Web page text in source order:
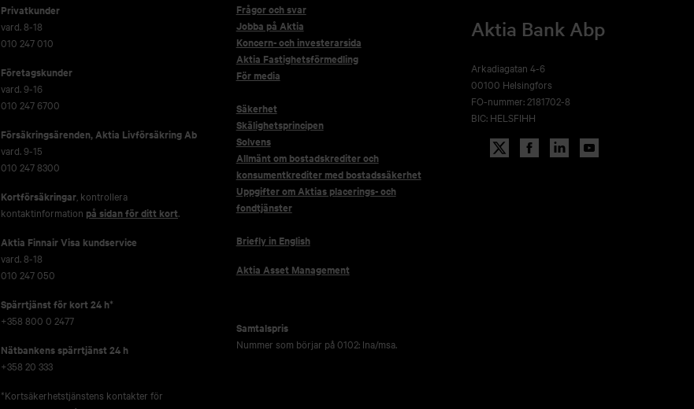
Privatkunder
vard. 8-18
010 247 010
Företagskunder
vard. 9-16
010 247 6700
Försäkringsärenden,Aktia Livförsäkring Ab
vard. 9-15
010 247 8300
Kortförsäkringar, kontrollera
kontaktinformation på sidan för ditt kort.
Aktia Finnair Visa kundservice
vard. 8-18
010 247 050
Spärrtjänst för kort 24 h*
+358 800 0 2477
Nätbankens spärrtjänst 24 h
+358 20 333
*Kortsäkerhetstjänstens kontakter för
Frågor och svar
Jobba på Aktia
Koncern- och investerarsida
Aktia Fastighetsförmedling
För media
Säkerhet
Skälighetsprincipen
Solvens
Allmänt om bostadskrediter och
konsumentkrediter med bostadssäkerhet
Uppgifter om Aktias placerings- och
fondtjänster
Briefly in English
Aktia Asset Management
Samtalspris
Nummer som börjar på 0102: lna/msa.
Aktia Bank Abp
Arkadiagatan 4-6
00100 Helsingfors
FO-nummer: 2181702-8
BIC: HELSFIHH